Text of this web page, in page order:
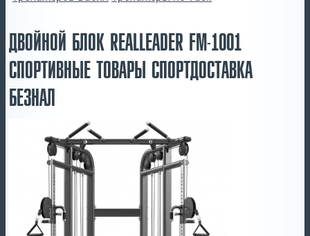
ДВОЙНОЙ БЛОК REALLEADER FM-1001
СПОРТИВНЫЕ ТОВАРЫ СПОРТДОСТАВКА
БЕЗНАЛ